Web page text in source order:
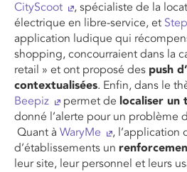
CityScoot
, spécialiste de la
électrique en libre-service, et
application ludique qui
shopping, concourraient dans la
retail » et ont proposé des push
contextualisées. Enfin, dans le
Beepiz
permet de localiser un
donné l’alerte pour un problème
Quant à WaryMe
, l’application
d’établissements un
leur site, leur personnel et leurs